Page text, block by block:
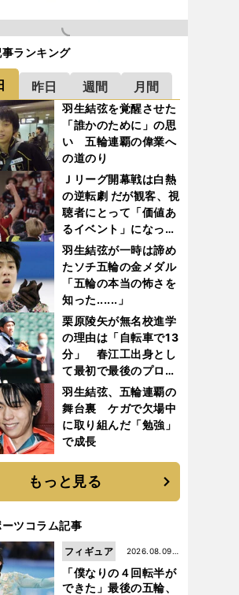
事ランキング
昨日 週間 月間
羽生結弦を覚醒させた
「誰かのために」の思
い 五輪連覇の偉業へ
の道のり
Ｊリーグ開幕戦は白熱
の逆転劇 だが観客、視
聴者にとって「価値あ
るイベント」になって
いたか
羽生結弦が一時は諦め
たソチ五輪の金メダル
「五輪の本当の怖さを
知った......」
栗原陵矢が無名校進学
の理由は「自転車で13
分」 春江工出身とし
て最初で最後のプロ野
球選手となった
羽生結弦、五輪連覇の
舞台裏 ケガで欠場中
に取り組んだ「勉強」
で成長
もっと見る
ツコラム記事
「僕なりの４回転半が
できた」最後の五輪、
2026.08.09更
新
フィギュア